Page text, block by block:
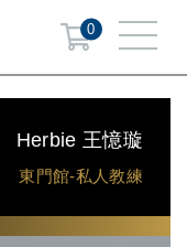
0
Herbie 王憶璇
東門館-私人教練